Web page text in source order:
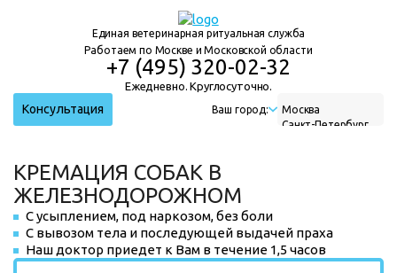
Единая ветеринарная ритуальная служба
Работаем по Москве и Московской области
Консультация Ваш город:
Москва
Санкт-Петербург
+7 (495) 320-02-32
Ежедневно. Круглосуточно.
КРЕМАЦИЯ СОБАК В
ЖЕЛЕЗНОДОРОЖНОМ
С усыплением, под наркозом, без боли
С вывозом тела и последующей выдачей праха
Наш доктор приедет к Вам в течение 1,5 часов